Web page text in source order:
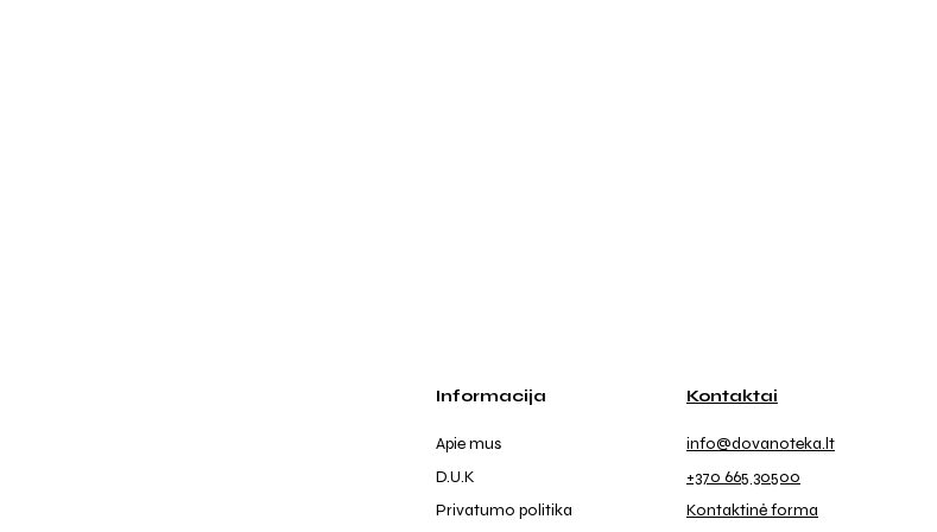
Informacija
Apie mus
D.U.K
Privatumo politika
Kontaktai
info@dovanoteka.lt
+370 665 30500
Kontaktinė forma